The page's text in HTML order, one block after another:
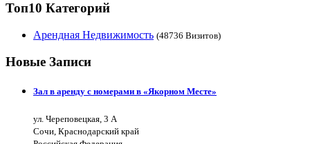
Топ10 Категорий
Арендная Недвижимость (48736 Визитов)
Новые Записи
Зал в аренду с номерами в «Якорном Месте»
ул. Череповецкая, 3 А
Сочи, Краснодарский край